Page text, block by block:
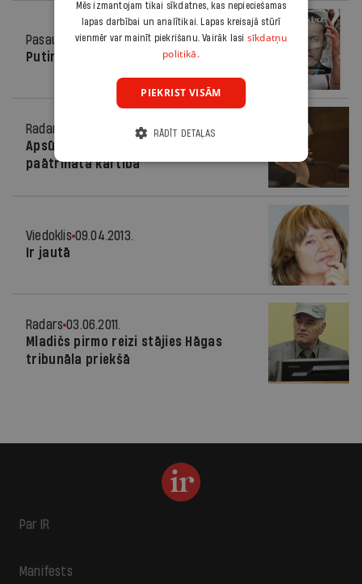
Pasaulē
23.07.2013.
Putina bieds
Radars
Apsūdzēto deputātu lietas jāskata
paātrinātā kārtībā
Viedoklis 09.04.2013.
Ir jautā
Radars 03.06.2011.
Mladičs pirmo reizi stājies Hāgas
tribunāla priekšā
Par IR
Manifests
Mēs izmantojam tikai sīkdatnes, kas nepieciešamas
lapas darbībai un analītikai. Lapas kreisajā stūrī
vienmēr var mainīt piekrišanu. Vairāk lasi sīkdatņu
politikā.
PIEKRIST VISĀM
RĀDĪT DETAĻAS